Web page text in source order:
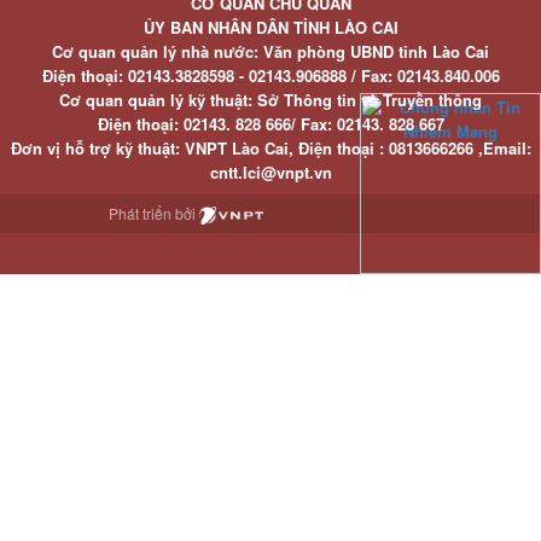
ỦY BAN NHÂN DÂN TỈNH LÀO CAI
Cơ quan quản lý nhà nước: Văn phòng UBND tỉnh Lào Cai
Điện thoại:02143.3828598 - 02143.906888 / Fax:02143.840.006
Cơ quan quản lý kỹ thuật: Sở Thông tin và Truyền thông
Điện thoại:02143. 828 666/ Fax:02143. 828 667
Đơn vị hỗ trợ kỹ thuật: VNPT Lào Cai, Điện thoại : 0813666266 ,Email:
cntt.lci@vnpt.vn
Phát triển bởi